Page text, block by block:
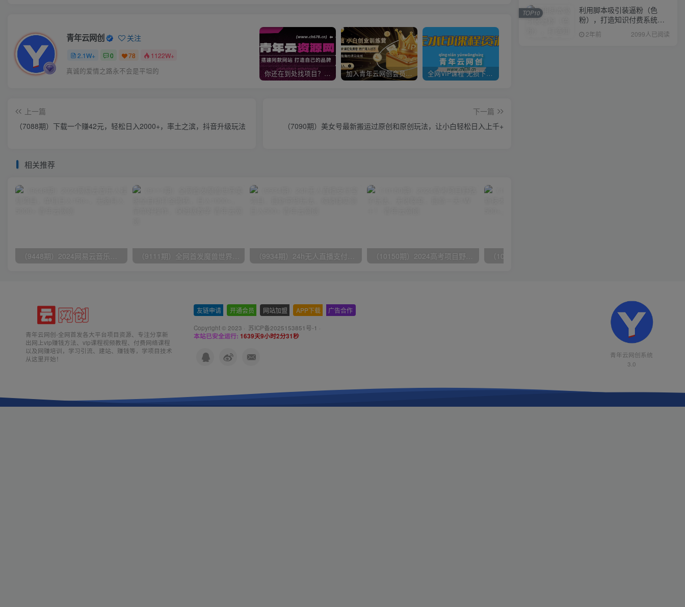
青年云网创 关注
2.1W+ 0 78 1122W+
真诚的爱情之路永不会是平坦的 你还在到处找项目？还在当韭菜？我靠卖项目一个月收入5万+，曾经我也是个失败者。 加入青年云网创会员，全站资源免费学习。加入高级合伙人，推广日入1000+ 全网VIP课程 无损下载~
上一篇
（7088期）下载一个赚42元，轻松日入2000+，率土之滨，抖音升级玩法
下一篇
（7090期）美女号最新搬运过原创和原创玩法，让小白轻松日入上千+
相关推荐
（9448期）2024网易云音乐人挂机项目，单机日入150+，无脑月入5000+ （9111期）全网首发魔兽世界美服全自动打金搬砖，日入1000+，简单好操作，保姆级教学 （9934期）24h无人直播支付宝项目，最新带货玩法，纯躺赚实测日入500+ （10150期）2024高考项目野路子玩法，无限裂变，最高一天1W＋！
利用脚本吸引装逼粉（色
粉），打造知识付费系统，
附388元美女写真项目
2年前 2099人已阅读
TOP10
青年云网创-全网首发各大平台项目资源、专注分享新
出网上vip赚钱方法、vip课程视频教程、付费网络课程
以及网赚培训，学习引流、建站、赚钱等，学项目技术
从这里开始！
友链申请 开通会员 网站加盟 APP下载 广告合作
Copyright © 2023 · 苏ICP备2025153851号-1 ·
本站已安全运行: 1639天9小时2分32秒
青年云网创系统
3.0